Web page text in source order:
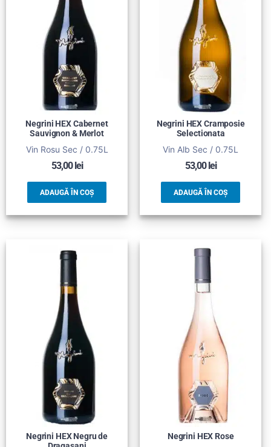
Negrini HEX Cabernet
Sauvignon & Merlot
Vin Rosu Sec / 0.75L
53,00lei
ADAUGĂ ÎN COȘ
Negrini HEX Cramposie
Selectionata
Vin Alb Sec / 0.75L
53,00lei
ADAUGĂ ÎN COȘ
Negrini HEX Negru de
Negrini HEX Rose